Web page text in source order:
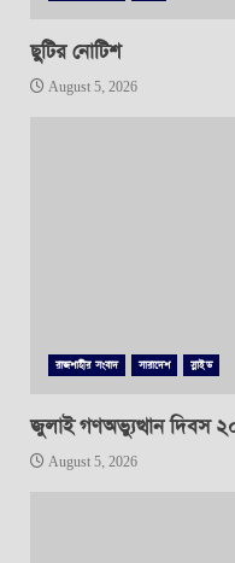
ছুটির নোটিশ
August 5, 2026
রাজশাহীর সংবাদ সারাদেশ স্লাইড
জুলাই গণঅভ্যুত্থান দিবস
August 5, 2026